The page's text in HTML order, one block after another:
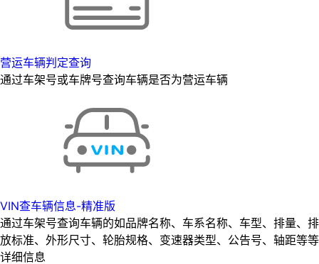
营运车辆判定查询
通过车架号或车牌号查询车辆是否为营运车辆
VIN查车辆信息-精准版
通过车架号查询车辆的如品牌名称、车系名称、车型、排量、排
放标准、外形尺寸、轮胎规格、变速器类型、公告号、轴距等等
详细信息